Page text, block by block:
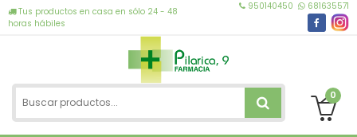
Tus productos en casa en sólo 24 - 48
horas hábiles
950140450 681635571
0